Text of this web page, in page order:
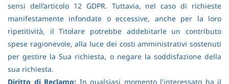
sensi dell’articolo 12 GDPR. Tuttavia, nel caso di richieste
manifestamente infondate o eccessive, anche per la loro
ripetitività, il Titolare potrebbe addebitarle un contributo
spese ragionevole, alla luce dei costi amministrativi sostenuti
per gestire la Sua richiesta, o negare la soddisfazione della
sua richiesta.
Diritto di Reclamo: In qualsiasi momento l'interessato ha il